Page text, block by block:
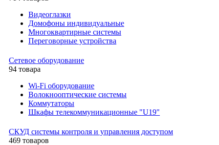
Видеоглазки
Домофоны индивидуальные
Многоквартирные системы
Переговорные устройства
Сетевое оборудование
94 товара
Wi-Fi оборудование
Волокнооптические системы
Коммутаторы
Шкафы телекоммуникационные "U19"
СКУД системы контроля и управления доступом
469 товаров